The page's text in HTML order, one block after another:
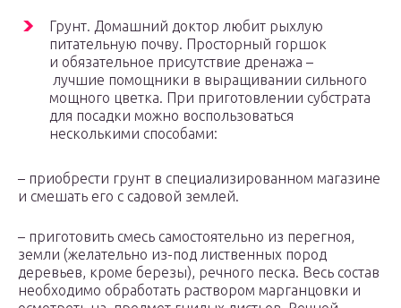
Грунт. Домашний доктор любит рыхлую
питательную почву. Просторный горшок
и обязательное присутствие дренажа –
лучшие помощники в выращивании сильного
мощного цветка. При приготовлении субстрата
для посадки можно воспользоваться
несколькими способами:
– приобрести грунт в специализированном магазине
и смешать его с садовой землей.
– приготовить смесь самостоятельно из перегноя,
земли (желательно из-под лиственных пород
деревьев, кроме березы), речного песка. Весь состав
необходимо обработать раствором марганцовки и